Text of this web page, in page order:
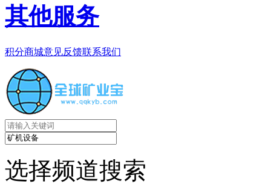
其他服务
积分商城意见反馈联系我们
选择频道搜索